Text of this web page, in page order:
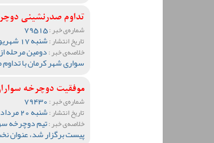
تداوم صدرنشینی
شماره‌ی خبر :79515
تاریخ انتشار :شنبه 17 شهریور ماه 1403 ساعت 10:50
خلاصه‌ی خبر :دومین مرحله
سواری شهر کرمان با
موفقیت دوچرخه
شماره‌ی خبر :
تاریخ انتشار :شنبه 20 مرداد ماه 1403 ساعت 09:46
خلاصه‌ی خبر :تیم دوچرخه
پیست برگزار شد، عنوان